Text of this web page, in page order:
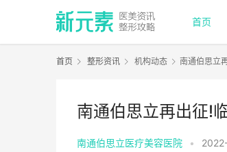
首页
首页 整形资讯 机构动态 南通伯思立
南通伯思立再出征!
南通伯思立医疗美容医院 •